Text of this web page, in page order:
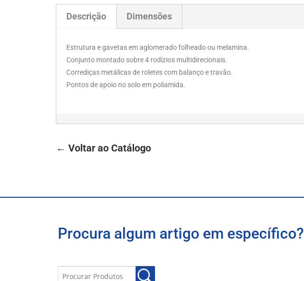
Descrição Dimensões
Estrutura e gavetas em aglomerado folheado ou melamina.
Conjunto montado sobre 4 rodízios multidirecionais.
Corrediças metálicas de roletes com balanço e travão.
Pontos de apoio no solo em poliamida.
← Voltar ao Catálogo
Procura algum artigo em específico?